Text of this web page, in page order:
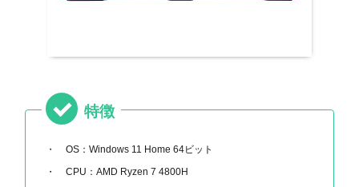
特徴
OS：Windows 11 Home 64ビット
CPU：AMD Ryzen 7 4800H